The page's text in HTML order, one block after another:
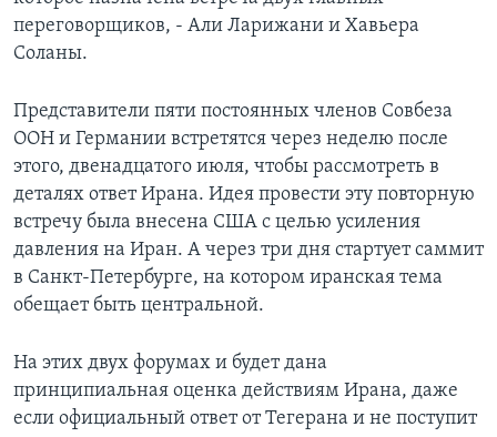
переговорщиков, - Али Ларижани и Хавьера
Соланы.
Представители пяти постоянных членов Совбеза
ООН и Германии встретятся через неделю после
этого, двенадцатого июля, чтобы рассмотреть в
деталях ответ Ирана. Идея провести эту повторную
встречу была внесена США с целью усиления
давления на Иран. А через три дня стартует саммит
в Санкт-Петербурге, на котором иранская тема
обещает быть центральной.
На этих двух форумах и будет дана
принципиальная оценка действиям Ирана, даже
если официальный ответ от Тегерана и не поступит